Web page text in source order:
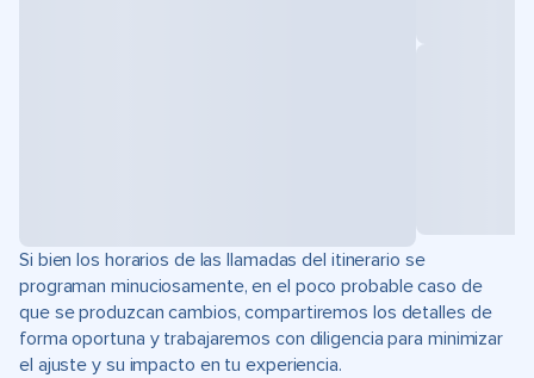
Si bien los horarios de las llamadas del itinerario se
programan minuciosamente, en el poco probable caso de
que se produzcan cambios, compartiremos los detalles de
forma oportuna y trabajaremos con diligencia para minimizar
el ajuste y su impacto en tu experiencia.